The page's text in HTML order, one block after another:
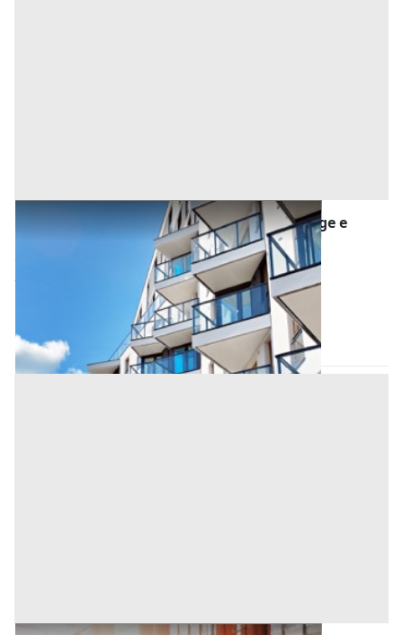
Asta Appartamento su due livelli con garage e
posto auto scoperto
(Padova)
85.072,50 € 113.430 €
826f9abf
Asta chiusa